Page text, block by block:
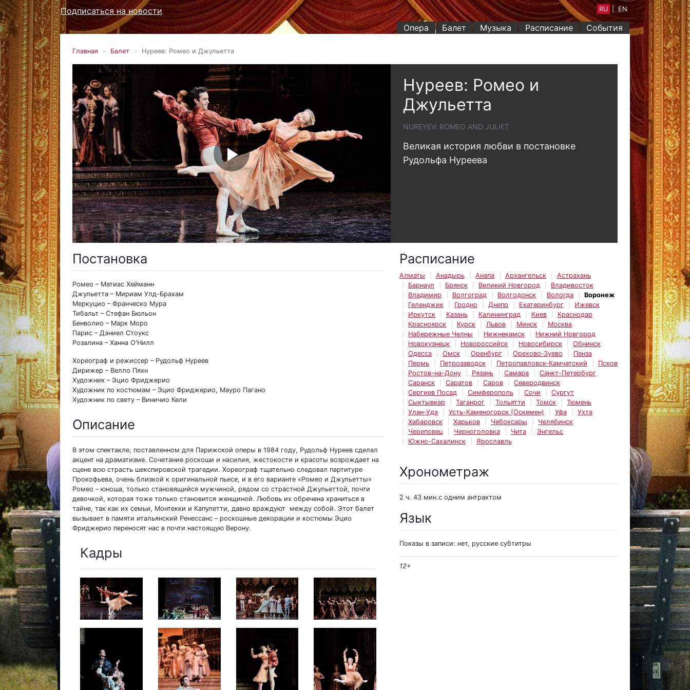
Опера Балет Музыка Расписание События
Подписаться на новости RU EN
Главная Балет Нуреев: Ромео и Джульетта
Нуреев: Ромео и
Джульетта
NUREYEV: ROMEO AND JULIET
Великая история любви в постановке
Рудольфа Нуреева
Постановка
Ромео – Матиас Хейманн
Джульетта – Мириам Улд-Брахам
Меркуцио – Франческо Мура
Тибальт – Стефан Бюльон
Бенволио – Марк Моро
Парис – Дэниел Стоукс
Розалина – Ханна О'Нилл
Хореограф и режиссер – Рудольф Нуреев
Дирижер – Велло Пяхн
Художник – Эцио Фриджерио
Художник по костюмам – Эцио Фриджерио, Мауро Пагано
Художник по свету – Виничио Кели
Описание
В этом спектакле, поставленном для Парижской оперы в 1984 году, Рудольф Нуреев сделал
акцент на драматизме. Сочетание роскоши и насилия, жестокости и красоты возрождает на
сцене всю страсть шекспировской трагедии. Хореограф тщательно следовал партитуре
Прокофьева, очень близкой к оригинальной пьесе, и в его варианте «Ромео и Джульетты»
Ромео – юноша, только становящийся мужчиной, рядом со страстной Джульеттой, почти
девочкой, которая тоже только становится женщиной. Любовь их обречена храниться в
тайне, так как их семьи, Монтекки и Капулетти, давно враждуют между собой. Этот балет
вызывает в памяти итальянский Ренессанс – роскошные декорации и костюмы Эцио
Фриджерио переносят нас в почти настоящую Верону.
Кадры
Расписание
Алматы Анадырь Анапа Архангельск
Астрахань
Барнаул
Брянск Великий Новгород
Владивосток
Владимир
Волгоград Волгодонск Вологда
Воронеж
Геленджик
Гродно Днепр Екатеринбург
Ижевск
Иркутск
Казань Калининград Киев
Краснодар
Красноярск
Курск Львов Минск
Москва
Набережные Челны
Нижнекамск
Нижний Новгород
Новокузнецк
Новороссийск Новосибирск
Обнинск
Одесса
Омск Оренбург Орехово-Зуево
Пенза
Пермь
Петрозаводск Петропавловск-Камчатский
Псков
Ростов-на-Дону
Рязань Самара
Санкт-Петербург
Саранск
Саратов Саров
Северодвинск
Сергиев Посад
Симферополь Сочи
Сургут
Сыктывкар
Таганрог Тольятти Томск
Тюмень
Улан-Удэ
Усть-Каменогорск (Оскемен) Уфа
Ухта
Хабаровск
Харьков Чебоксары
Челябинск
Череповец
Черноголовка Чита
Энгельс
Южно-Сахалинск
Ярославль
Хронометраж
2 ч. 43 мин.с одним антрактом
Язык
Показы в записи: нет, русские субтитры
12+